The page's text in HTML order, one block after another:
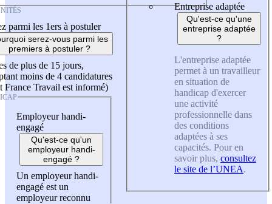
parmi les 1ers à postuler
serez-vous parmi les
premiers à postuler ?
de plus de 15 jours,
moins de 4 candidatures
France Travail est informé)
Employeur handi-
engagé
Qu'est-ce qu'un
employeur handi-
engagé ?
Un employeur handi-
engagé est un
employeur reconnu
Entreprise adaptée
Qu'est-ce qu'une
entreprise adaptée
?
L'entreprise adaptée
permet à un travailleur
en situation de
handicap d'exercer
une activité
professionnelle dans
des conditions
adaptées à ses
capacités. Pour en
savoir plus, consultez
le site de l’UNEA.